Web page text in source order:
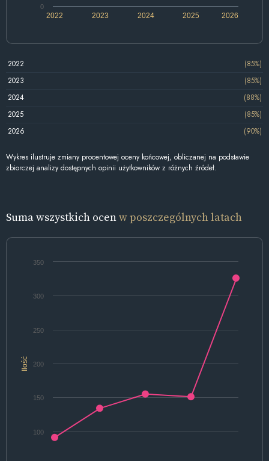
2022 2024 2026
2023 2025
0
2022
(85%)
2023
(85%)
2024
(88%)
2025
(85%)
2026
(90%)
Wykres ilustruje zmiany procentowej oceny końcowej, obliczanej na podstawie
zbiorczej analizy dostępnych opinii użytkowników z różnych źródeł.
Suma wszystkich ocenw poszczególnych latach
Ilość
100
150
200
250
300
350